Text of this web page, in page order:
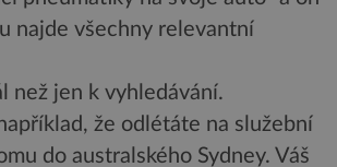
najde všechny relevantní
než jen k vyhledávání.
že odlétáte na služební
do australského Sydney. Váš